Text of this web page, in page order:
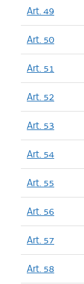
Art. 49
Art. 50
Art. 51
Art. 52
Art. 53
Art. 54
Art. 55
Art. 56
Art. 57
Art. 58